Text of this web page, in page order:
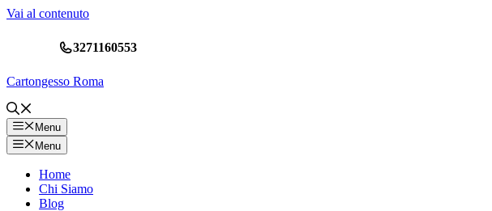
Vai al contenuto
3271160553
Cartongesso Roma
Menu
Menu
Home
Chi Siamo
Blog